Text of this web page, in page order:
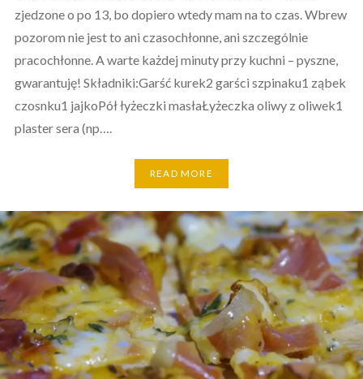
zjedzone o po 13, bo dopiero wtedy mam na to czas. Wbrew
pozorom nie jest to ani czasochłonne, ani szczególnie
pracochłonne. A warte każdej minuty przy kuchni – pyszne,
gwarantuję! Składniki:Garść kurek2 garści szpinaku1 ząbek
czosnku1 jajkoPół łyżeczki masłaŁyżeczka oliwy z oliwek1
plaster sera (np….
READ MORE